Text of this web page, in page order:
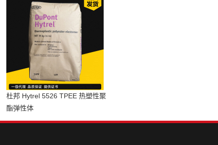
杜邦 Hytrel 5526 TPEE 热塑性聚
酯弹性体